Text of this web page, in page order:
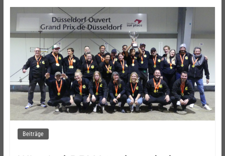
Beiträge